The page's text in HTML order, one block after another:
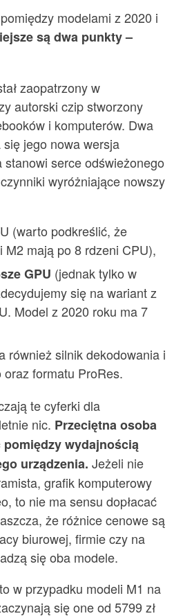
modelami z 2020 i
są dwa punkty –
zaopatrzony w
autorski czip stworzony
i komputerów. Dwa
się jego nowa wersja
serce odświeżonego
wyróżniające nowszy
(warto podkreślić, że
M2 mają po 8 rdzeni CPU),
GPU (jednak tylko w
się na wariant z
Model z 2020 roku ma 7
również silnik dekodowania i
formatu ProRes.
te cyferki dla
nic. Przeciętna osoba
wydajnością
urządzenia. Jeżeli nie
grafik komputerowy
to nie ma sensu dopłacać
że różnice cenowe są
biurowej, firmie czy na
się oba modele.
w przypadku modeli M1 na
się one od 5799 zł